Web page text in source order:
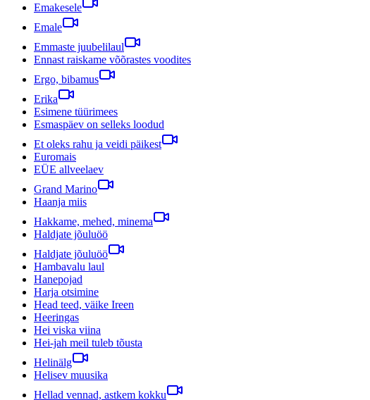
Emakesele
Emale
Emmaste juubelilaul
Ennast raiskame võõrastes voodites
Ergo, bibamus
Erika
Esimene tüürimees
Esmaspäev on selleks loodud
Et oleks rahu ja veidi päikest
Euromais
EÜE allveelaev
Grand Marino
Haanja miis
Hakkame, mehed, minema
Haldjate jõuluöö
Haldjate jõuluöö
Hambavalu laul
Hanepojad
Harja otsimine
Head teed, väike Ireen
Heeringas
Hei viska viina
Hei-jah meil tuleb tõusta
Helinälg
Helisev muusika
Hellad vennad, astkem kokku